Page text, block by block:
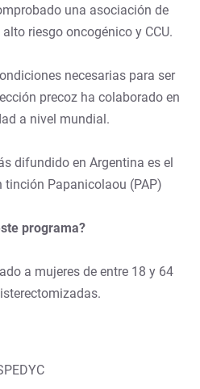
una asociación de
riesgo oncogénico y CCU.
necesarias para ser
precoz ha colaborado en
a nivel mundial.
difundido en Argentina es el
Papanicolaou (PAP)
programa?
a mujeres de entre 18 y 64